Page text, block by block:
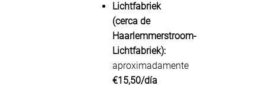
Lichtfabriek
(cerca de
Haarlemmerstroom-
Lichtfabriek):
aproximadamente
€15,50/día